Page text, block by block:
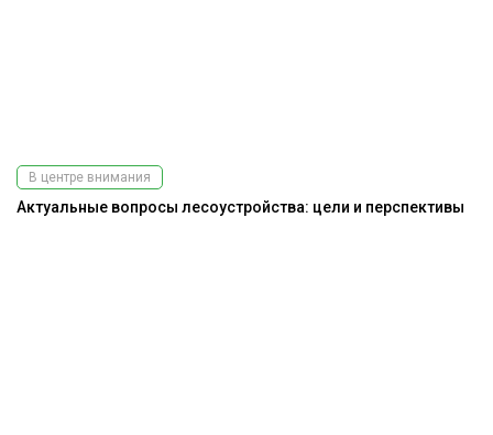
В центре внимания
Актуальные вопросы лесоустройства: цели и перспективы